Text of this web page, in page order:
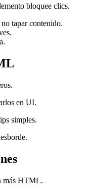
bloquee clics.
tapar contenido.
en UI.
simples.
más HTML.